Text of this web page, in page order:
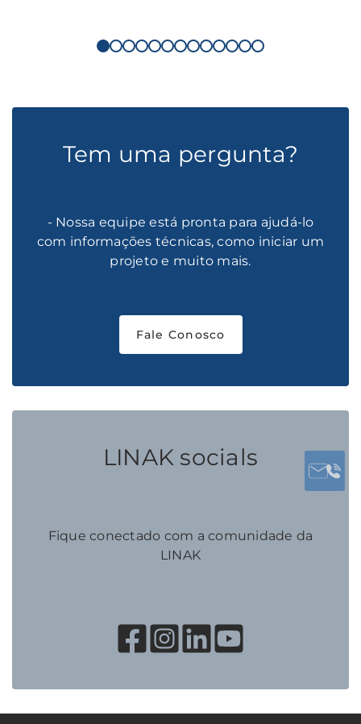
Tem uma pergunta?
- Nossa equipe está pronta para ajudá-lo
com informações técnicas, como iniciar um
projeto e muito mais.
Fale Conosco
LINAK socials
Fique conectado com a comunidade da
LINAK